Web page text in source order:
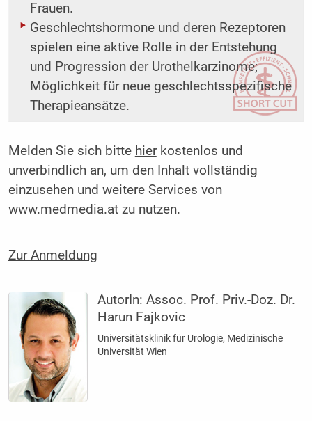
Frauen.
Geschlechtshormone und deren Rezeptoren
spielen eine aktive Rolle in der Entstehung
und Progression der Urothelkarzinome;
Möglichkeit für neue geschlechtsspezifische
Therapieansätze.
Melden Sie sich bitte hierkostenlos und
unverbindlich an, um den Inhalt vollständig
einzusehen und weitere Services von
www.medmedia.at zu nutzen.
Zur Anmeldung
AutorIn:Assoc. Prof. Priv.-Doz. Dr.
Harun Fajkovic
Universitätsklinik für Urologie, Medizinische
Universität Wien